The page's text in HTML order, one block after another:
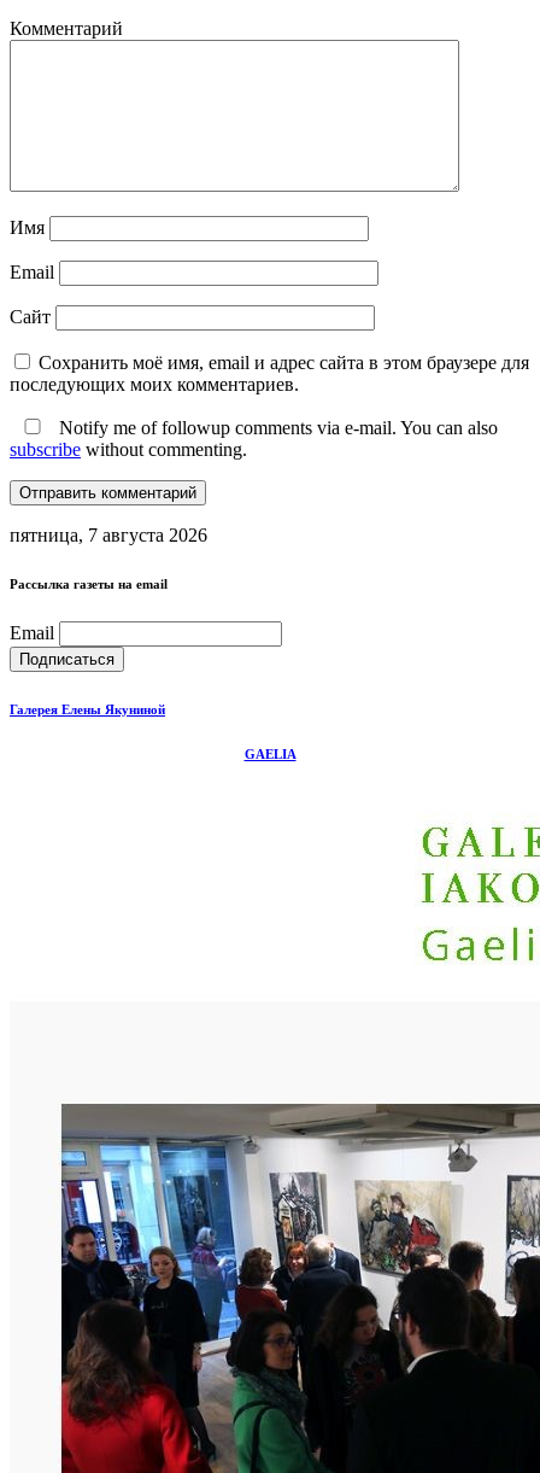
Комментарий
Имя
Email
Сайт
Сохранить моё имя, email и адрес сайта в этом браузере для
последующих моих комментариев.
Notify me of followup comments via e-mail. You can also
subscribe without commenting.
пятница, 7 августа 2026
Рассылка газеты на email
Email
Галерея Елены Якуниной
GAELIA